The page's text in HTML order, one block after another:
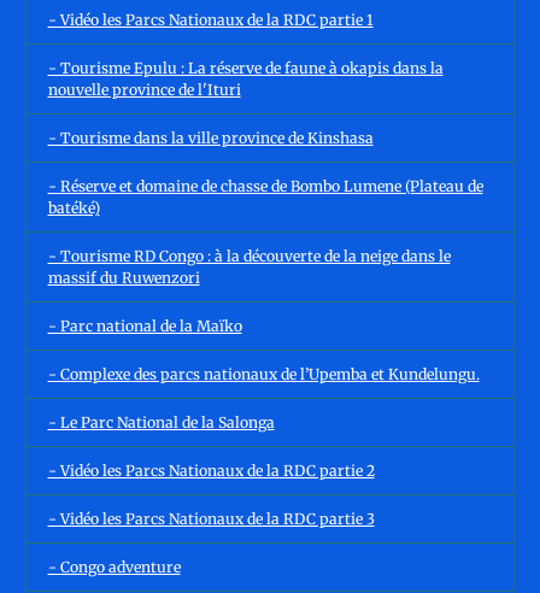
- Vidéo les Parcs Nationaux de la RDC partie 1
- Tourisme Epulu : La réserve de faune à okapis dans la
nouvelle province de l'Ituri
- Tourisme dans la ville province de Kinshasa
- Réserve et domaine de chasse de Bombo Lumene (Plateau de
batéké)
- Tourisme RD Congo : à la découverte de la neige dans le
massif du Ruwenzori
- Parc national de la Maïko
- Complexe des parcs nationaux de l’Upemba et Kundelungu.
- Le Parc National de la Salonga
- Vidéo les Parcs Nationaux de la RDC partie 2
- Vidéo les Parcs Nationaux de la RDC partie 3
- Congo adventure